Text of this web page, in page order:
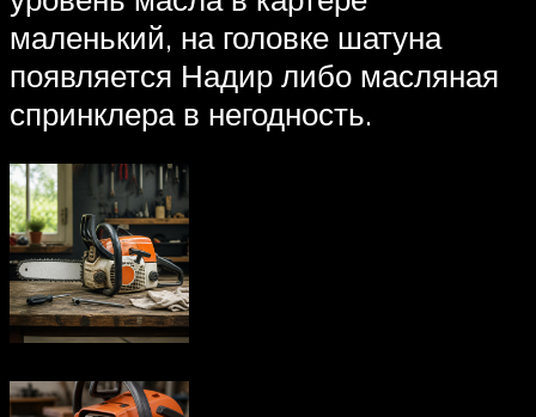
маленький, на головке шатуна
появляется Надир либо масляная
спринклера в негодность.